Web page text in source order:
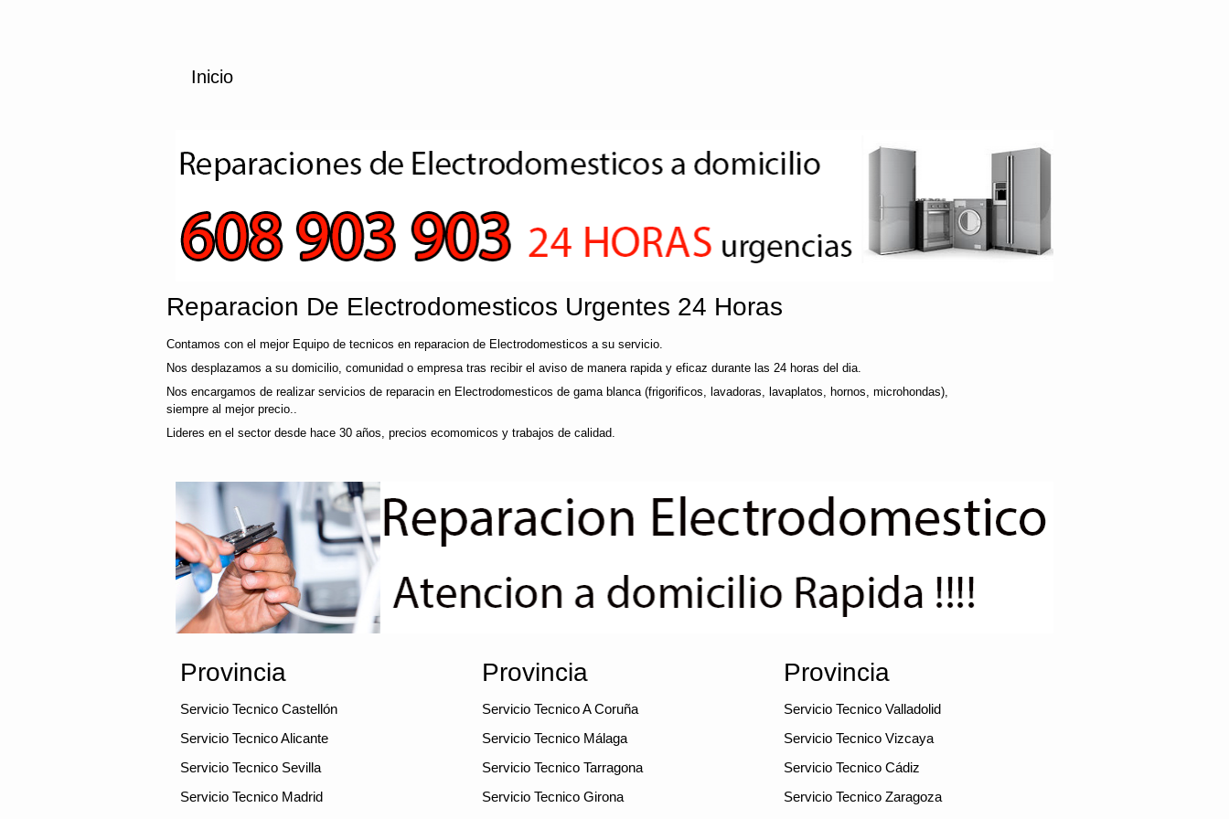
Inicio
Reparacion De Electrodomesticos Urgentes 24 Horas
Contamos con el mejor Equipo de tecnicos en reparacion de Electrodomesticos a su servicio.
Nos desplazamos a su domicilio, comunidad o empresa tras recibir el aviso de manera rapida y eficaz durante las 24 horas del dia.
Nos encargamos de realizar servicios de reparacin en Electrodomesticos de gama blanca (frigorificos, lavadoras, lavaplatos, hornos, microhondas),
siempre al mejor precio..
Lideres en el sector desde hace 30 años, precios ecomomicos y trabajos de calidad.
Provincia
Servicio Tecnico Castellón
Servicio Tecnico Alicante
Servicio Tecnico Sevilla
Servicio Tecnico Madrid
Provincia
Servicio Tecnico A Coruña
Servicio Tecnico Málaga
Servicio Tecnico Tarragona
Servicio Tecnico Girona
Provincia
Servicio Tecnico Valladolid
Servicio Tecnico Vizcaya
Servicio Tecnico Cádiz
Servicio Tecnico Zaragoza